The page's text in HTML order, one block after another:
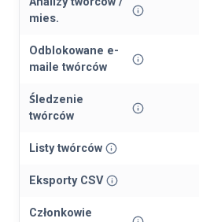
mies.
Odblokowane e-
maile twórców
Śledzenie
twórców
Listy twórców
Eksporty CSV
Członkowie